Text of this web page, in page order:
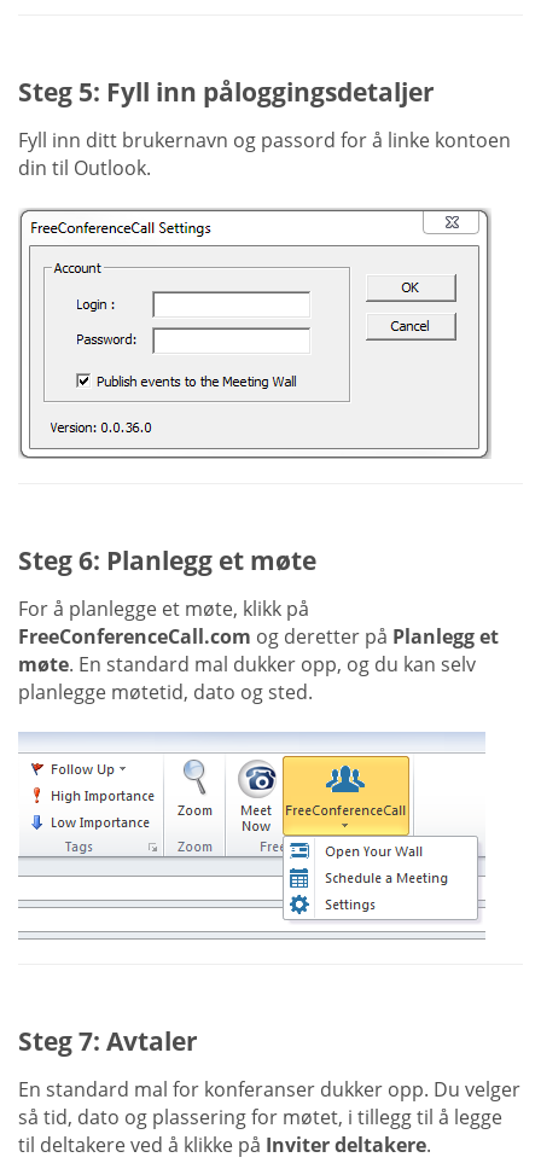
Steg 5: Fyll inn påloggingsdetaljer
Fyll inn ditt brukernavn og passord for å linke kontoen
din til Outlook.
Steg 6: Planlegg et møte
For å planlegge et møte, klikk på
FreeConferenceCall.com og deretter på Planlegg et
møte. En standard mal dukker opp, og du kan selv
planlegge møtetid, dato og sted.
Steg 7: Avtaler
En standard mal for konferanser dukker opp. Du velger
så tid, dato og plassering for møtet, i tillegg til å legge
til deltakere ved å klikke på Inviter deltakere.